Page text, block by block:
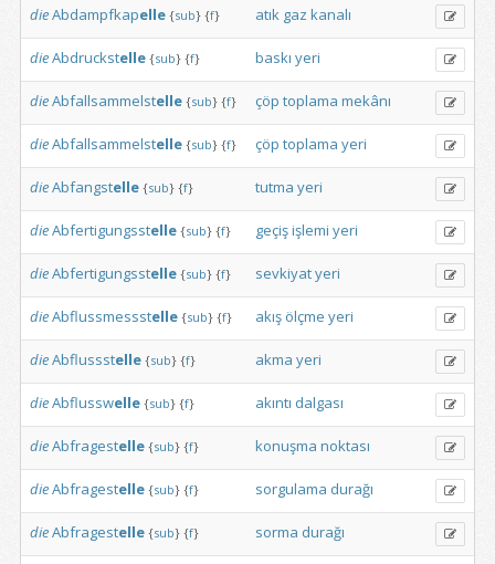
dieAbdampfkapelle {sub} {f} atık gaz kanalı
dieAbdruckstelle {sub} {f} baskı yeri
dieAbfallsammelstelle {sub} {f} çöp toplama mekânı
dieAbfallsammelstelle {sub} {f} çöp toplama yeri
dieAbfangstelle {sub} {f} tutma yeri
dieAbfertigungsstelle {sub} {f} geçişişlemi yeri
dieAbfertigungsstelle {sub} {f} sevkiyatyeri
dieAbflussmessstelle {sub} {f} akış ölçme yeri
dieAbflussstelle {sub} {f} akma yeri
dieAbflusswelle {sub} {f} akıntı dalgası
dieAbfragestelle {sub} {f} konuşma noktası
dieAbfragestelle {sub} {f} sorgulama durağı
dieAbfragestelle {sub} {f} sorma durağı